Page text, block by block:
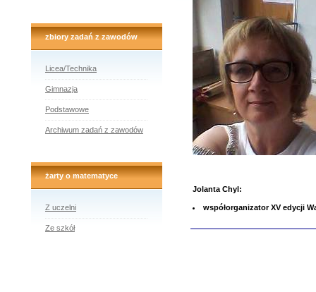
zbiory zadań z zawodów
Licea/Technika
Gimnazja
Podstawowe
Archiwum zadań z zawodów
żarty o matematyce
Z uczelni
Ze szkół
Jolanta Chyl:
współorganizator XV edycji